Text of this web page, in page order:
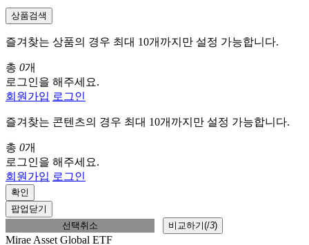
상품검색
즐겨찾는 상품의 경우 최대 10개까지만 설정 가능합니다.
총 0개
로그인을 해주세요.
회원가입 로그인
즐겨찾는 콘텐츠의 경우 최대 10개까지만 설정 가능합니다.
총 0개
로그인을 해주세요.
회원가입 로그인
확인
팝업닫기
선택취소
비교하기(/3)
Mirae Asset Global ETF